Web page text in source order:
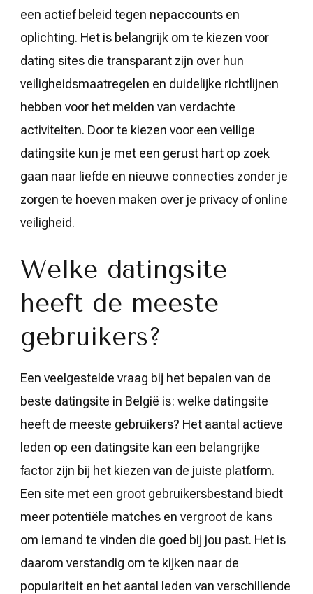
een actief beleid tegen nepaccounts en
oplichting. Het is belangrijk om te kiezen voor
dating sites die transparant zijn over hun
veiligheidsmaatregelen en duidelijke richtlijnen
hebben voor het melden van verdachte
activiteiten. Door te kiezen voor een veilige
datingsite kun je met een gerust hart op zoek
gaan naar liefde en nieuwe connecties zonder je
zorgen te hoeven maken over je privacy of online
veiligheid.
Welke datingsite
heeft de meeste
gebruikers?
Een veelgestelde vraag bij het bepalen van de
beste datingsite in België is: welke datingsite
heeft de meeste gebruikers? Het aantal actieve
leden op een datingsite kan een belangrijke
factor zijn bij het kiezen van de juiste platform.
Een site met een groot gebruikersbestand biedt
meer potentiële matches en vergroot de kans
om iemand te vinden die goed bij jou past. Het is
daarom verstandig om te kijken naar de
populariteit en het aantal leden van verschillende